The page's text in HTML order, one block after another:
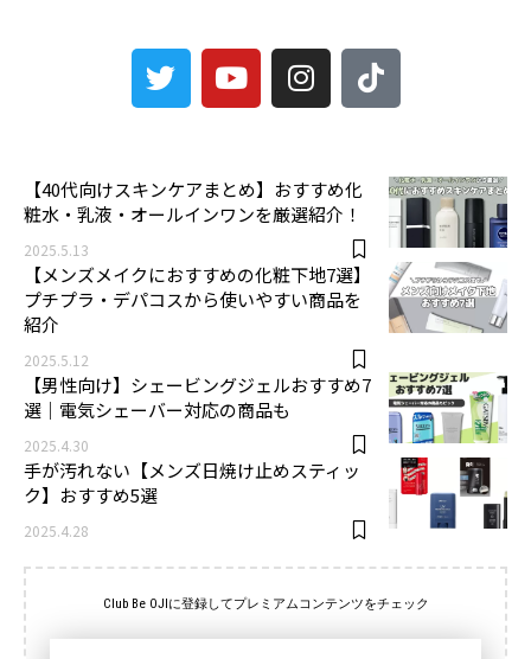
【40代向けスキンケアまとめ】おすすめ化
粧水・乳液・オールインワンを厳選紹介！
2025.5.13
【メンズメイクにおすすめの化粧下地7選】
プチプラ・デパコスから使いやすい商品を
紹介
2025.5.12
【男性向け】シェービングジェルおすすめ7
選｜電気シェーバー対応の商品も
2025.4.30
手が汚れない【メンズ日焼け止めスティッ
ク】おすすめ5選
2025.4.28
Club Be OJIに登録してプレミアムコンテンツをチェック